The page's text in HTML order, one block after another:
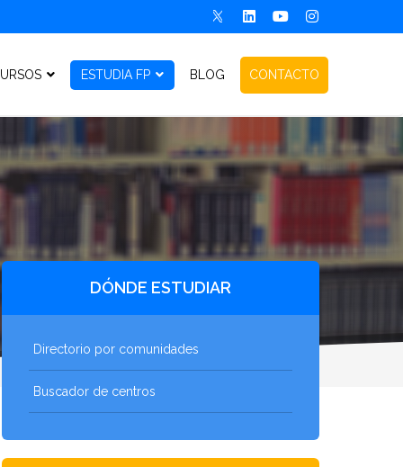
ESTUDIA FP BLOG CONTACTO
DÓNDE ESTUDIAR
Directorio por comunidades
Buscador de centros